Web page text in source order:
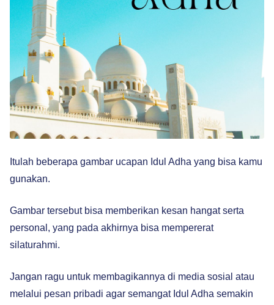
Itulah beberapa gambar ucapan Idul Adha yang bisa kamu
gunakan.
Gambar tersebut bisa memberikan kesan hangat serta
personal, yang pada akhirnya bisa mempererat
silaturahmi.
Jangan ragu untuk membagikannya di media sosial atau
melalui pesan pribadi agar semangat Idul Adha semakin